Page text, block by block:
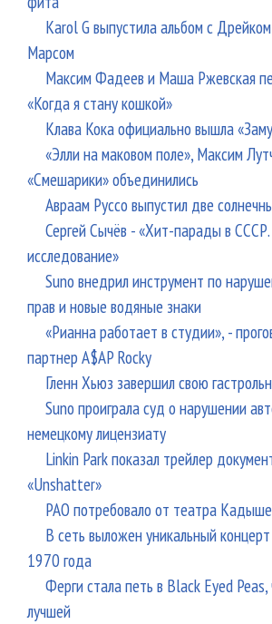
Karol G выпустила альбом с
Марсом
Максим Фадеев и Маша Ржевская
«Когда я стану кошкой»
Клава Кока официально вышла
«Элли на маковом поле», Максим
«Смешарики» объединились
Авраам Руссо выпустил две
Сергей Сычёв - «Хит-парады в
исследование»
Suno внедрил инструмент по
прав и новые водяные знаки
«Рианна работает в студии», -
партнер A$AP Rocky
Гленн Хьюз завершил свою
Suno проиграла суд о нарушении
немецкому лицензиату
Linkin Park показал трейлер
«Unshatter»
РАО потребовало от театра
В сеть выложен уникальный
1970 года
Ферги стала петь в Black Eyed
лучшей